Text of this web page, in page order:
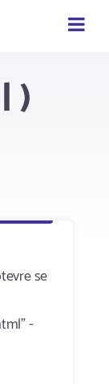
)
se
-